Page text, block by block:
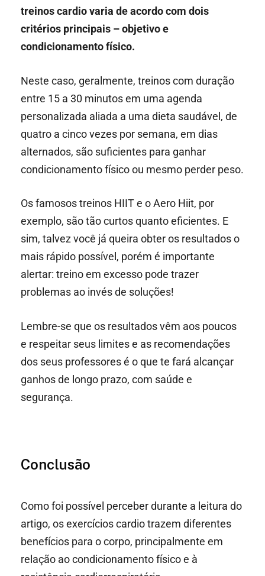
treinos cardio varia de acordo com dois
critérios principais – objetivo e
condicionamento físico.
Neste caso, geralmente, treinos com duração
entre 15 a 30 minutos em uma agenda
personalizada aliada a uma dieta saudável, de
quatro a cinco vezes por semana, em dias
alternados, são suficientes para ganhar
condicionamento físico ou mesmo perder peso.
Os famosos treinos HIIT e o Aero Hiit, por
exemplo, são tão curtos quanto eficientes. E
sim, talvez você já queira obter os resultados o
mais rápido possível, porém é importante
alertar: treino em excesso pode trazer
problemas ao invés de soluções!
Lembre-se que os resultados vêm aos poucos
e respeitar seus limites e as recomendações
dos seus professores é o que te fará alcançar
ganhos de longo prazo, com saúde e
segurança.
Conclusão
Como foi possível perceber durante a leitura do
artigo, os exercícios cardio trazem diferentes
benefícios para o corpo, principalmente em
relação ao condicionamento físico e à